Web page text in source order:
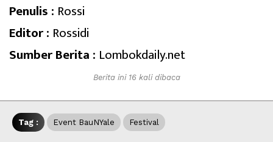
Penulis : Rossi
Editor : Rossidi
Sumber Berita : Lombokdaily.net
Berita ini 16 kali dibaca
Tag : Event BauNYale Festival